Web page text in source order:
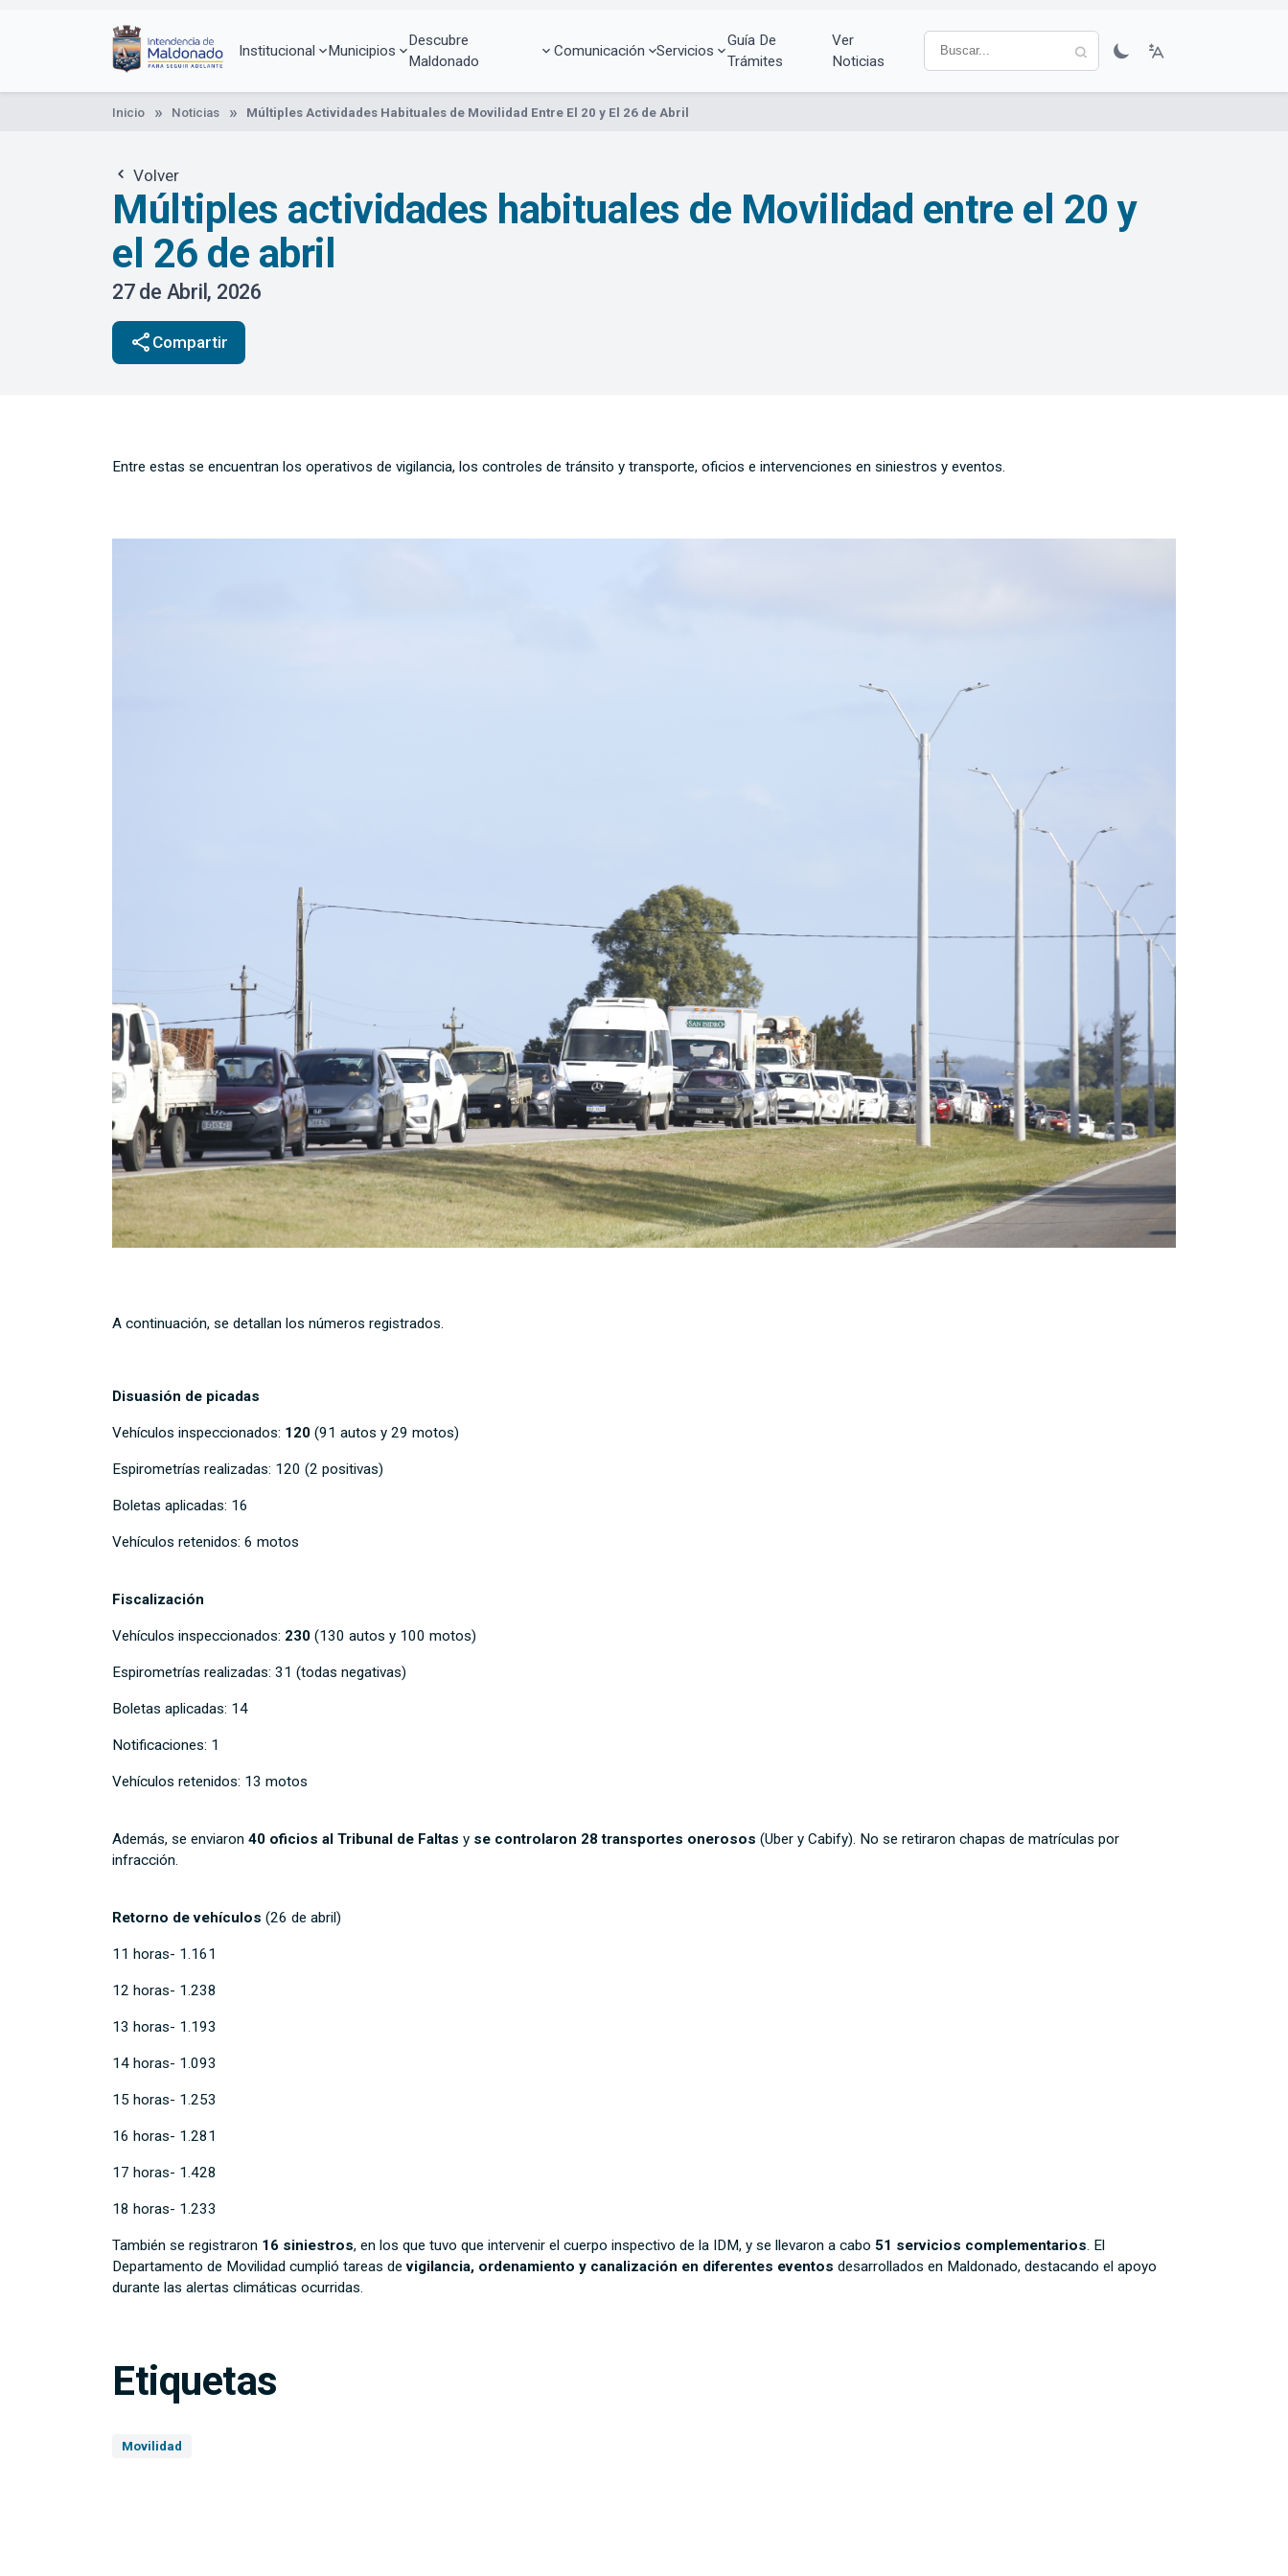
Institucional Municipios
Descubre
Maldonado
Comunicación Servicios
Guía De
Trámites
Ver
Noticias
Inicio Noticias Múltiples Actividades Habituales de Movilidad Entre El 20 y El 26 de Abril
Volver
Múltiples actividades habituales de Movilidad entre el 20 y
el 26 de abril
27 de Abril, 2026
share Compartir
Entre estas se encuentran los operativos de vigilancia, los controles de tránsito y transporte, oficios e intervenciones en siniestros y eventos.
A continuación, se detallan los números registrados.
Disuasión de picadas
Vehículos inspeccionados: 120 (91 autos y 29 motos)
Espirometrías realizadas: 120 (2 positivas)
Boletas aplicadas: 16
Vehículos retenidos: 6 motos
Fiscalización
Vehículos inspeccionados: 230 (130 autos y 100 motos)
Espirometrías realizadas: 31 (todas negativas)
Boletas aplicadas: 14
Notificaciones: 1
Vehículos retenidos: 13 motos
Además, se enviaron 40 oficios al Tribunal de Faltas y se controlaron 28 transportes onerosos (Uber y Cabify). No se retiraron chapas de matrículas por
infracción.
Retorno de vehículos (26 de abril)
11 horas- 1.161
12 horas- 1.238
13 horas- 1.193
14 horas- 1.093
15 horas- 1.253
16 horas- 1.281
17 horas- 1.428
18 horas- 1.233
También se registraron 16 siniestros, en los que tuvo que intervenir el cuerpo inspectivo de la IDM, y se llevaron a cabo 51 servicios complementarios. El
Departamento de Movilidad cumplió tareas devigilancia, ordenamiento y canalización en diferentes eventos desarrollados en Maldonado, destacando el apoyo
durante las alertas climáticas ocurridas.
Etiquetas
Movilidad